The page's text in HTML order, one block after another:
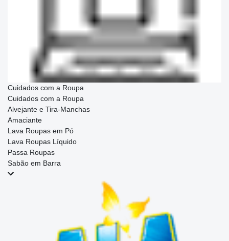
Cuidados com a Roupa
Cuidados com a Roupa
Alvejante e Tira-Manchas
Amaciante
Lava Roupas em Pó
Lava Roupas Líquido
Passa Roupas
Sabão em Barra